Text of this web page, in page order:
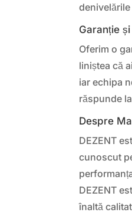
Garanție
Oferim o
liniștea că
iar echipa
răspunde
Despre
DEZENT
cunoscut
DEZENT
înaltă